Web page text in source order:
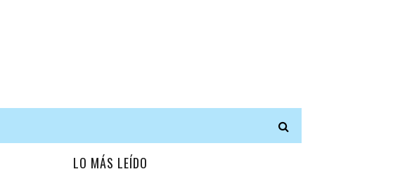
LO MÁS LEÍDO